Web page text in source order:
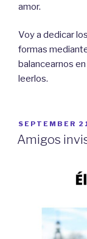
amor.
Voy a dedicar
formas
balancearnos
leerlos.
PUBLICADO
EL
SEPTEMBER
Amigos